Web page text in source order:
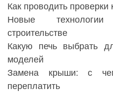
Как проводить проверки
Новые
строительстве
Какую печь выбрать
моделей
Замена крыши: с
переплатить